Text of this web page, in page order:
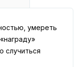
умереть
случиться